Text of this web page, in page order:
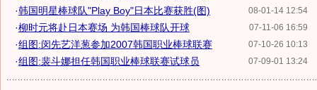
08-01-14 12:54
·韩国明星棒球队"Play Boy"日本比赛获胜(图)
07-11-06 16:59
·柳时元将赴日本赛场 为韩国棒球队开球
07-10-26 10:13
·组图:闵先艺洋葱参加2007韩国职业棒球联赛
07-09-01 13:24
·组图:裴斗娜担任韩国职业棒球联赛试球员